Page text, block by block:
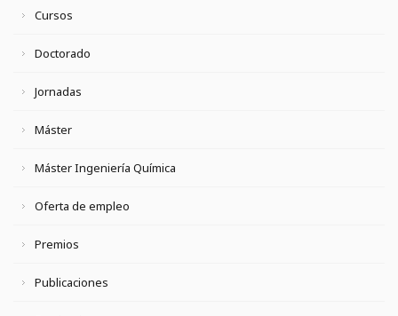
Cursos
Doctorado
Jornadas
Máster
Máster Ingeniería Química
Oferta de empleo
Premios
Publicaciones